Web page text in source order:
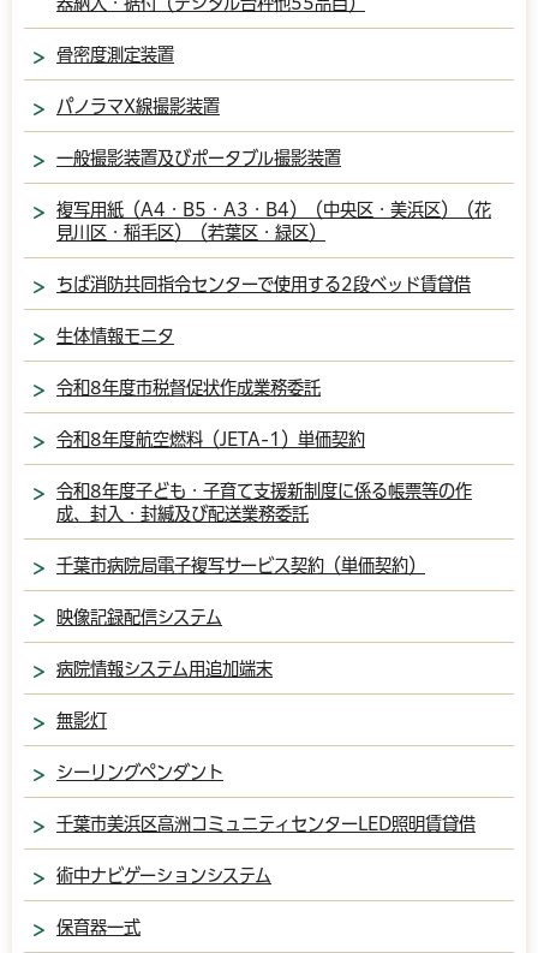
骨密度測定装置
パノラマX線撮影装置
一般撮影装置及びポータブル撮影装置
複写用紙（A4・B5・A3・B4）（中央区・美浜区）（花
見川区・稲毛区）（若葉区・緑区）
ちば消防共同指令センターで使用する2段ベッド賃貸借
生体情報モニタ
令和8年度市税督促状作成業務委託
令和8年度航空燃料（JETA-1）単価契約
令和8年度子ども・子育て支援新制度に係る帳票等の作
成、封入・封緘及び配送業務委託
千葉市病院局電子複写サービス契約（単価契約）
映像記録配信システム
病院情報システム用追加端末
無影灯
シーリングペンダント
千葉市美浜区高洲コミュニティセンターLED照明賃貸借
術中ナビゲーションシステム
保育器一式